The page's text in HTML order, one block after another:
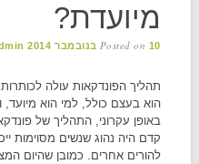
מיועדת?
Posted on 10 בנובמבר 2014
תהליך הפונדקאות עולה
הוא בעצם כולל, למי הוא מיועד,
באופן עקרוני, התהליך של
קדם היה נהוג שנשים מסוימות
להורים אחרים. כמובן שהיום